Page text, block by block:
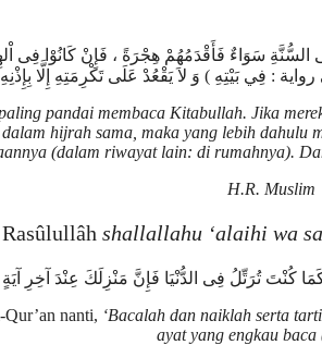
ﺍﻟﺴُّﻨَّﺔِ ﺳَﻮَﺍﺀٌ ﻓَﺄَﻗْﺪَﻣُﻬُﻢْ ﻫِﺠْﺮَﺓً ، ﻓَﺈِﻥْ ﻛَﺎﻧُﻮْﺍ
: ﻓِﻲ ﺑَﻴْﺘِﻪِ ‏) ﻭَ ﻻَ ﻳَﻘْﻌُﺪْ ﻋَﻠَﻰ ﺗَﻜْﺮِﻣَﺘِﻪِ ﺇِﻟَّﺎ ﺑِﺈِﺫْﻧِﻪِ
pandai membaca Kitabullah. Jika
hijrah sama, maka yang lebih
(dalam riwayat lain: di rumahnya).
H.R. Muslim
shallallahu ‘alaihi wa
nanti, ‘Bacalah dan naiklah serta
ayat yang engkau